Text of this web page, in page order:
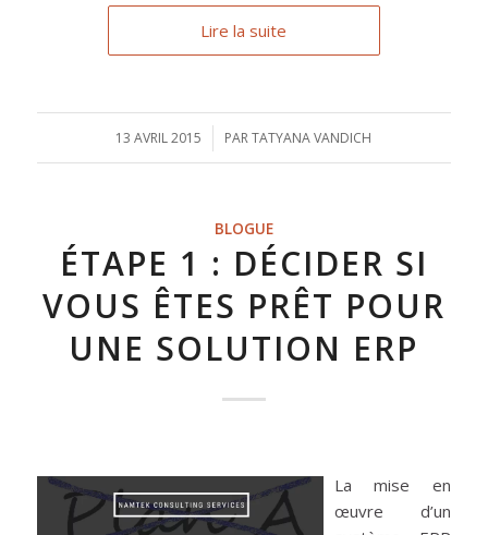
Lire la suite
13 AVRIL 2015
/ PARTATYANA VANDICH
BLOGUE
ÉTAPE 1 : DÉCIDER SI
VOUS ÊTES PRÊT POUR
UNE SOLUTION ERP
La mise en
œuvre d’un